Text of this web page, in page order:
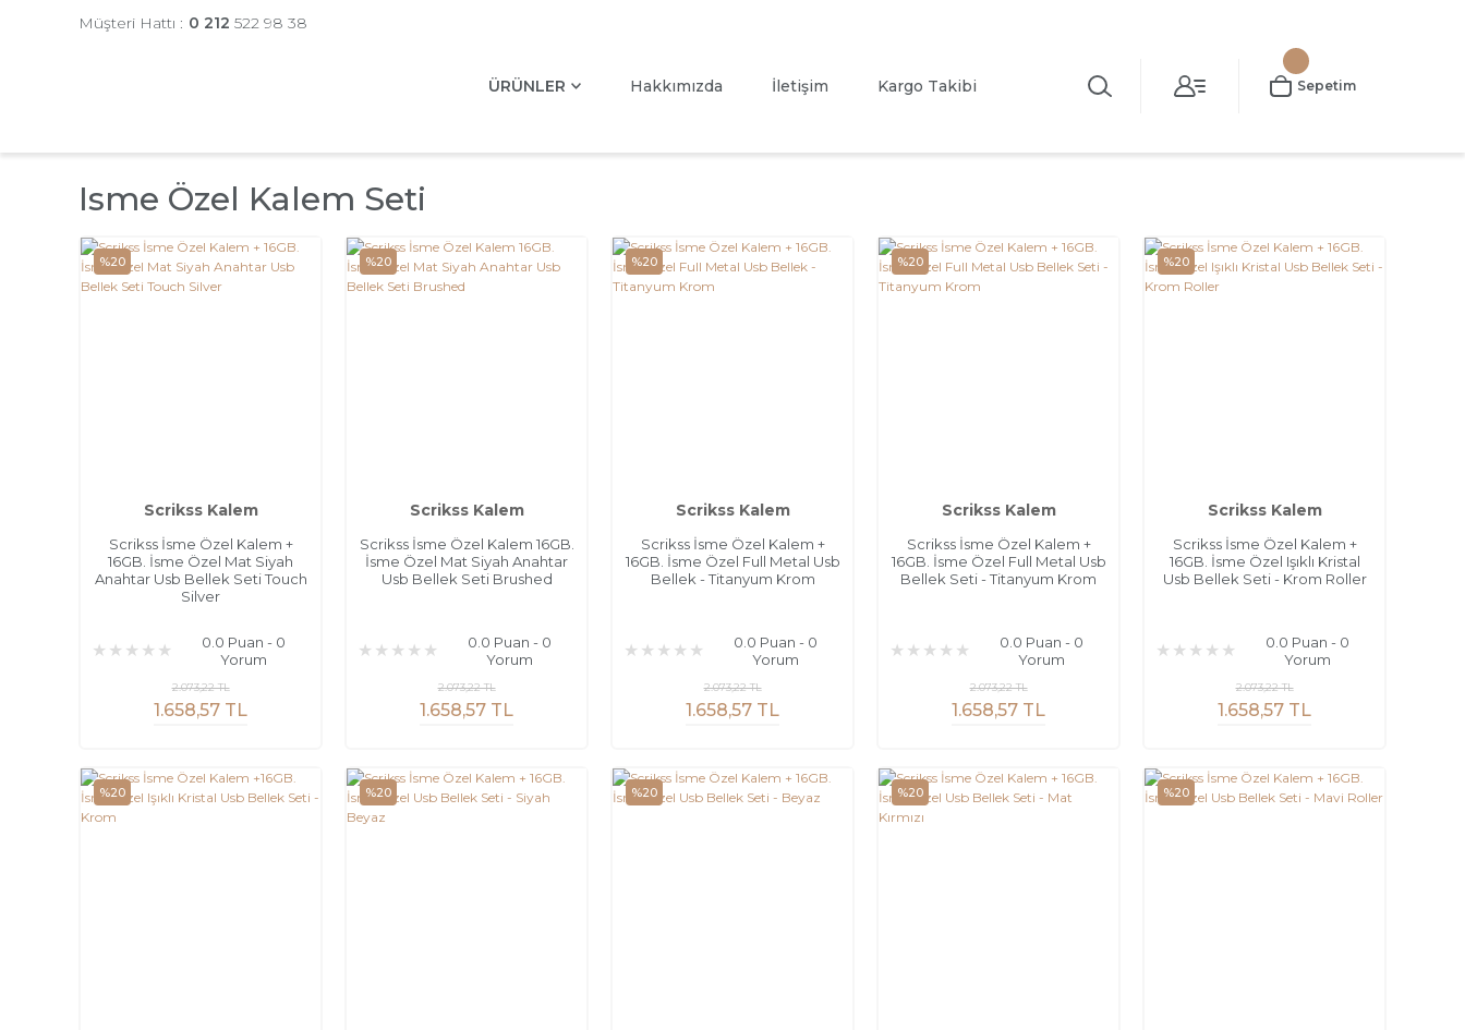
Müşteri Hattı : 0 212 522 98 38
ÜRÜNLER Hakkımızda İletişim Kargo Takibi Sepetim
Isme Özel Kalem Seti
%20
Scrikss Kalem
Scrikss İsme Özel Kalem +
16GB. İsme Özel Mat Siyah
Anahtar Usb Bellek Seti Touch
Silver
0.0 Puan - 0
Yorum
1.658,57 TL
2.073,22 TL
%20
Scrikss Kalem
Scrikss İsme Özel Kalem 16GB.
İsme Özel Mat Siyah Anahtar
Usb Bellek Seti Brushed
0.0 Puan - 0
Yorum
1.658,57 TL
2.073,22 TL
%20
Scrikss Kalem
Scrikss İsme Özel Kalem +
16GB. İsme Özel Full Metal Usb
Bellek - Titanyum Krom
0.0 Puan - 0
Yorum
1.658,57 TL
2.073,22 TL
%20
Scrikss Kalem
Scrikss İsme Özel Kalem +
16GB. İsme Özel Full Metal Usb
Bellek Seti - Titanyum Krom
0.0 Puan - 0
Yorum
1.658,57 TL
2.073,22 TL
%20
Scrikss Kalem
Scrikss İsme Özel Kalem +
16GB. İsme Özel Işıklı Kristal
Usb Bellek Seti - Krom Roller
0.0 Puan - 0
Yorum
1.658,57 TL
2.073,22 TL
%20 %20 %20 %20 %20